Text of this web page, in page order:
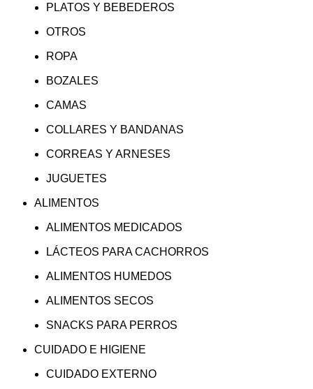
PLATOS Y BEBEDEROS
OTROS
ROPA
BOZALES
CAMAS
COLLARES Y BANDANAS
CORREAS Y ARNESES
JUGUETES
ALIMENTOS
ALIMENTOS MEDICADOS
LÁCTEOS PARA CACHORROS
ALIMENTOS HUMEDOS
ALIMENTOS SECOS
SNACKS PARA PERROS
CUIDADO E HIGIENE
CUIDADO EXTERNO